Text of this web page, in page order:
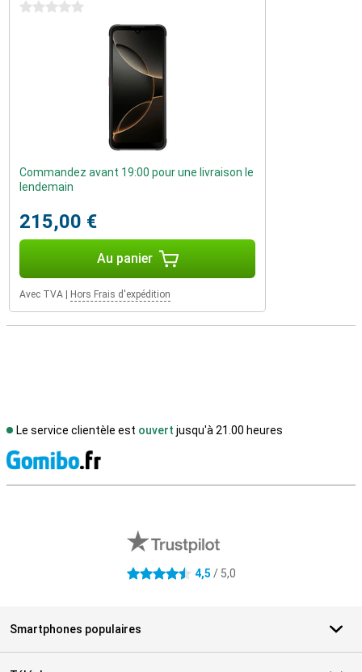
0 étoiles
Commandez avant 19:00 pour une livraison le
lendemain
215,00 €
Au panier
Avec TVA Hors Frais d'expédition
Le service clientèle est ouvert jusqu'à 21.00 heures
4.5 étoiles 4,5 / 5,0
Smartphones populaires